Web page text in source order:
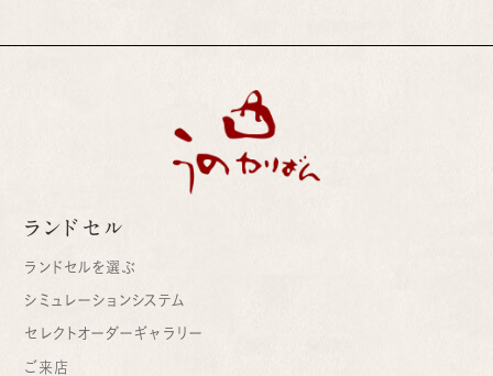
ランドセル
ランドセルを選ぶ
シミュレーションシステム
セレクトオーダーギャラリー
ご来店